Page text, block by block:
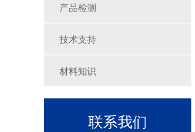
产品检测
技术支持
材料知识
联系我们